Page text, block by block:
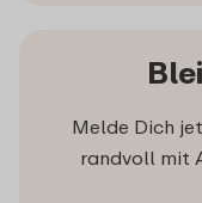
Melde Dich
randvoll mit